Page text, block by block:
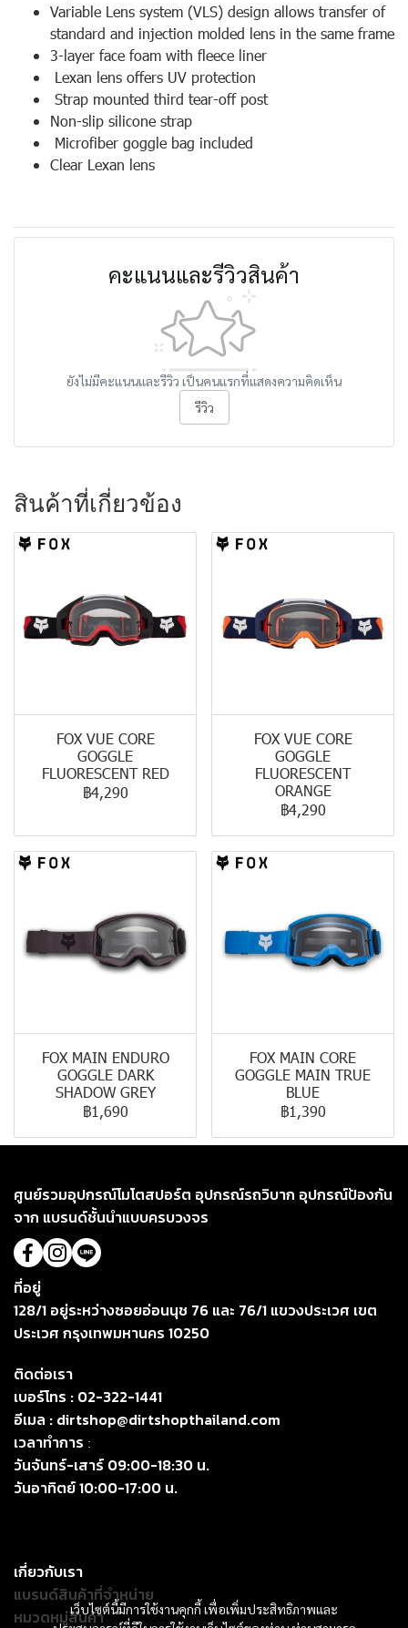
Variable Lens system (VLS) design allows transfer of
standard and injection molded lens in the same frame
3-layer face foam with fleece liner
Lexan lens offers UV protection
Strap mounted third tear-off post
Non-slip silicone strap
Microfiber goggle bag included
Clear Lexan lens
คะแนนและรีวิวสินค้า
ยังไม่มีคะแนนและรีวิว เป็นคนแรกที่แสดงความคิดเห็น
รีวิว
สินค้าที่เกี่ยวข้อง
FOX VUE CORE
GOGGLE
FLUORESCENT RED
฿4,290
FOX VUE CORE
GOGGLE
FLUORESCENT
ORANGE
฿4,290
FOX MAIN ENDURO
GOGGLE DARK
SHADOW GREY
฿1,690
FOX MAIN CORE
GOGGLE MAIN TRUE
BLUE
฿1,390
เว็บไซต์นี้มีการใช้งานคุกกี้ เพื่อเพิ่มประสิทธิภาพและ
ศูนย์รวมอุปกรณ์โมโตสปอร์ต อุปกรณ์รถวิบาก อุปกรณ์ป้องกัน
จาก แบรนด์ชั้นนำแบบครบวงจร
ที่อยู่
128/1 อยู่ระหว่างซอยอ่อนนุช 76 และ 76/1 แขวงประเวศ เขต
ประเวศ กรุงเทพมหานคร 10250
ติดต่อเรา
เบอร์โทร : 02-322-1441
อีเมล : dirtshop@dirtshopthailand.com
เวลาทำการ :
วันจันทร์-เสาร์ 09:00-18:30 น.
วันอาทิตย์ 10:00-17:00 น.
เกี่ยวกับเรา
แบรนด์สินค้าที่จำหน่าย
หมวดหมู่สินค้า